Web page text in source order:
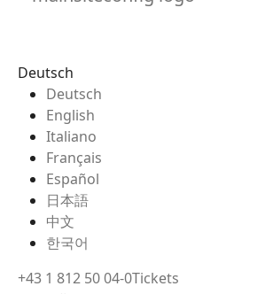
Deutsch
Deutsch
English
Italiano
Français
Español
日本語
中文
한국어
+43 1 812 50 04-0Tickets